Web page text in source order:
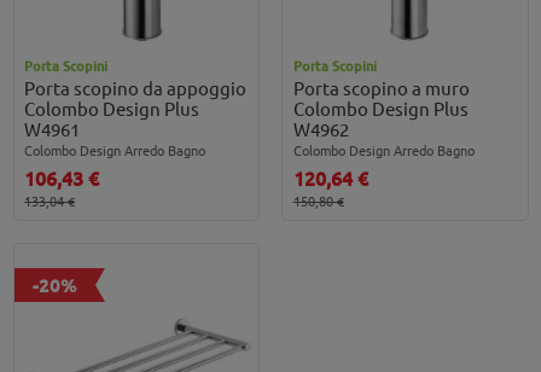
Porta Scopini
Porta scopino da appoggio
Colombo Design Plus
W4961
Colombo Design Arredo Bagno
106,43 €
133,04 €
Porta Scopini
Porta scopino a muro
Colombo Design Plus
W4962
Colombo Design Arredo Bagno
120,64 €
150,80 €
-20%